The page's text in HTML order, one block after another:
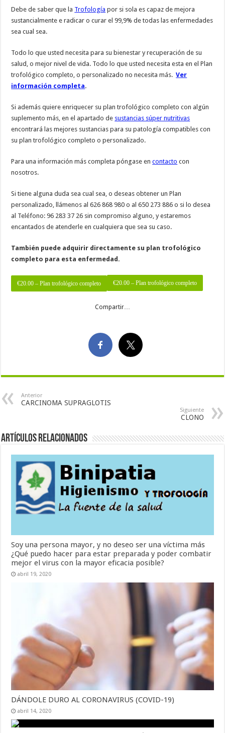
Debe de saber que la Trofología por si sola es capaz de mejora
sustancialmente e radicar o curar el 99,9% de todas las enfermedades
sea cual sea.
Todo lo que usted necesita para su bienestar y recuperación de su
salud, o mejor nivel de vida. Todo lo que usted necesita esta en el Plan
trofológico completo, o personalizado no necesita más.Ver
información completa.
Si además quiere enriquecer su plan trofológico completo con algún
suplemento más, en el apartado de sustancias súper nutritivas
encontrará las mejores sustancias para su patología compatibles con
su plan trofológico completo o personalizado.
Para una información más completa póngase encontacto con
nosotros.
Si tiene alguna duda sea cual sea, o deseas obtener un Plan
personalizado, llámenos al 626 868 980 o al 650 273 886 o si lo desea
al Teléfono: 96 283 37 26 sin compromiso alguno, y estaremos
encantados de atenderle en cualquiera que sea su caso.
También puede adquirir directamente su plan trofológico
completo para esta enfermedad.
€20.00 – Plan trofológico completo
Compartir…
Anterior
CARCINOMA SUPRAGLOTIS
Siguiente
CLONO
Artículos Relacionados
Soy una persona mayor, y no deseo ser una víctima más
¿Qué puedo hacer para estar preparada y poder combatir
mejor el virus con la mayor eficacia posible?
abril 19, 2020
DÁNDOLE DURO AL CORONAVIRUS (COVID-19)
abril 14, 2020